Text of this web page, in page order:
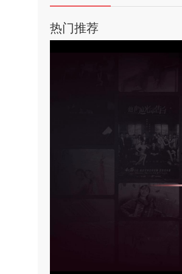
热门推荐